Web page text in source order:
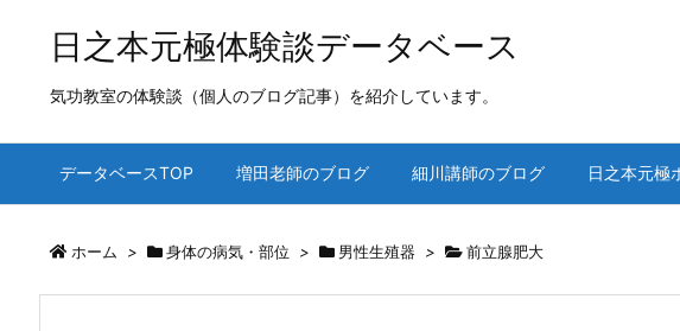
日之本元極体験談データベース
気功教室の体験談（個人のブログ記事）を紹介しています。
データベースTOP 増田老師のブログ 細川講師のブログ 日之本元極
ホーム > 身体の病気・部位 > 男性生殖器 > 前立腺肥大